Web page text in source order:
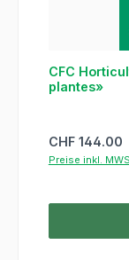
CFC
plantes»
Regulärer
CHF 144.00
Preise inkl.